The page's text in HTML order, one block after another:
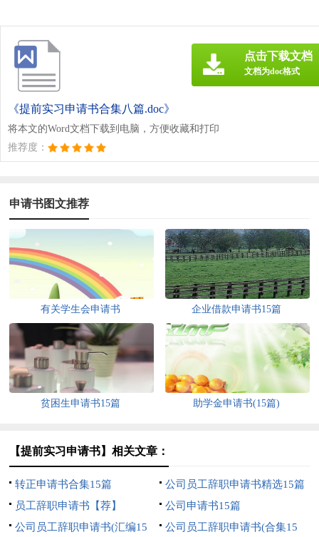
《提前实习申请书合集八篇.doc》
将本文的Word文档下载到电脑，方便收藏和打印
推荐度：
点击下载文档
文档为doc格式
申请书图文推荐
有关学生会申请书 企业借款申请书15篇
贫困生申请书15篇 助学金申请书(15篇)
【提前实习申请书】相关文章：
转正申请书合集15篇
公司员工辞职申请书精选15篇
员工辞职申请书【荐】
公司申请书15篇
公司员工辞职申请书(汇编15
公司员工辞职申请书(合集15